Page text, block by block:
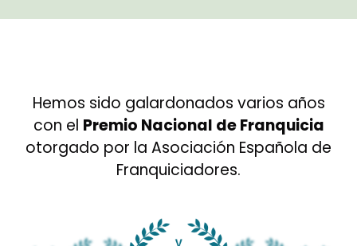
Hemos sido galardonados varios años
con el Premio Nacional de Franquicia
otorgado por la Asociación Española de
Franquiciadores.